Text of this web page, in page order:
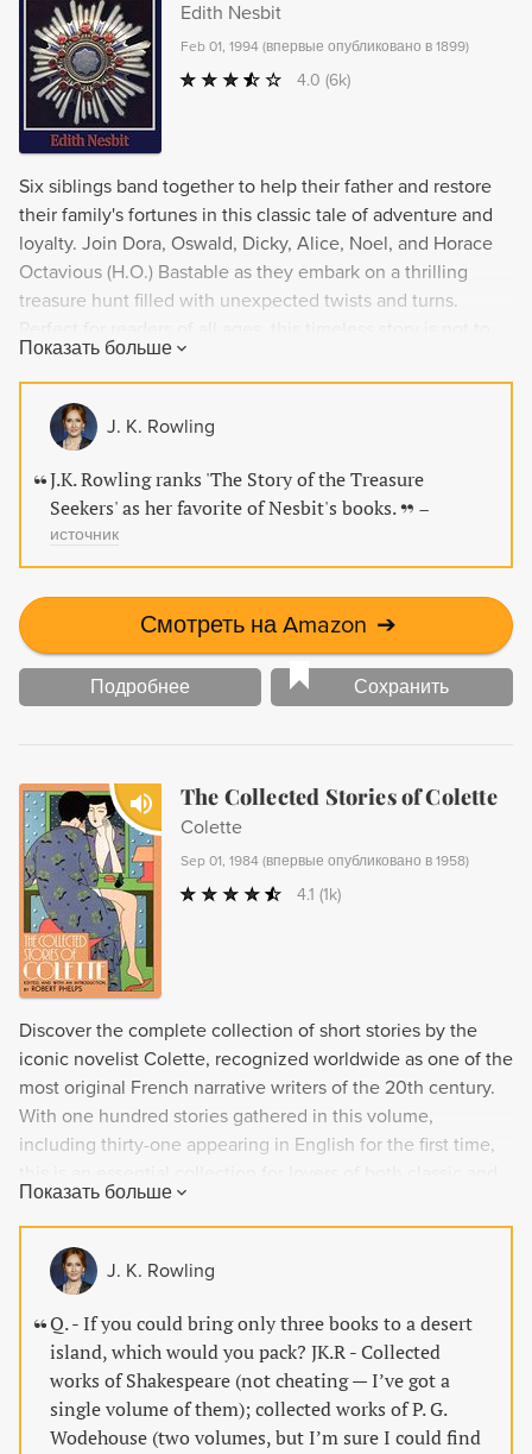
Edith Nesbit
Feb 01, 1994 (впервые опубликовано в 1899)
4.0 (6k)
Six siblings band together to help their father and restore
their family's fortunes in this classic tale of adventure and
loyalty. Join Dora, Oswald, Dicky, Alice, Noel, and Horace
Octavious (H.O.) Bastable as they embark on a thrilling
treasure hunt filled with unexpected twists and turns.
be missed.
Показать больше
J. K. Rowling
J.K. Rowling ranks 'The Story of the Treasure
Seekers' as her favorite of Nesbit's books.
–
источник
Смотреть на Amazon ➔
Подробнее Сохранить
The Collected Stories of Colette
Colette
Sep 01, 1984 (впервые опубликовано в 1958)
4.1 (1k)
Discover the complete collection of short stories by the
iconic novelist Colette, recognized worldwide as one of the
most original French narrative writers of the 20th century.
With one hundred stories gathered in this volume,
including thirty-one appearing in English for the first time,
modern literature.
Показать больше
J. K. Rowling
Q. - If you could bring only three books to a desert
island, which would you pack? JK.R - Collected
works of Shakespeare (not cheating — I’ve got a
single volume of them); collected works of P. G.
Wodehouse (two volumes, but I’m sure I could find